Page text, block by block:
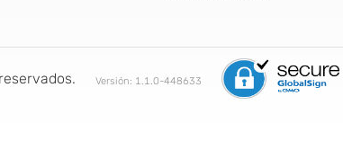
Versión: 1.1.0-448633